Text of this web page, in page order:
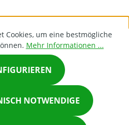
×
Cookies, um eine bestmögliche
Mehr Informationen ...
NOTWENDIGE